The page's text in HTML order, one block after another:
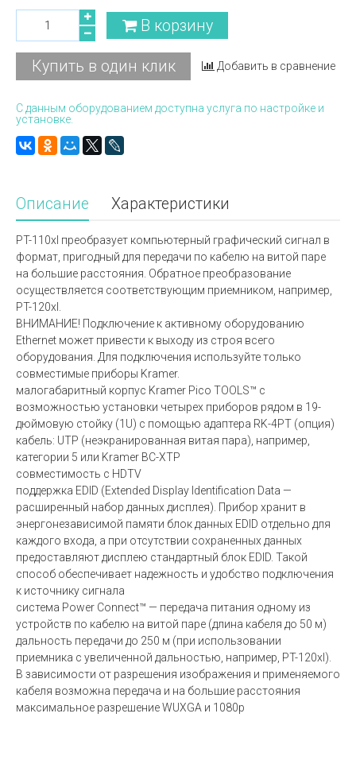
В корзину
Купить в один клик Добавить в сравнение
С данным оборудованием доступна услуга по настройке и
установке.
Описание Характеристики
PT-110xl преобразует компьютерный графический сигнал в
формат, пригодный для передачи по кабелю на витой паре
на большие расстояния. Обратное преобразование
осуществляется соответствующим приемником, например,
PT-120xl.
ВНИМАНИЕ! Подключение к активному оборудованию
Ethernet может привести к выходу из строя всего
оборудования. Для подключения используйте только
совместимые приборы Kramer.
малогабаритный корпус Kramer Pico TOOLS™ с
возможностью установки четырех приборов рядом в 19-
дюймовую стойку (1U) с помощью адаптера RK-4PT (опция)
кабель: UTP (неэкранированная витая пара), например,
категории 5 или Kramer BC-XTP
совместимость с HDTV
поддержка EDID (Extended Display Identification Data —
расширенный набор данных дисплея). Прибор хранит в
энергонезависимой памяти блок данных EDID отдельно для
каждого входа, а при отсутствии сохраненных данных
предоставляют дисплею стандартный блок EDID. Такой
способ обеспечивает надежность и удобство подключения
к источнику сигнала
система Power Connect™ — передача питания одному из
устройств по кабелю на витой паре (длина кабеля до 50 м)
дальность передачи до 250 м (при использовании
приемника с увеличенной дальностью, например, PT-120xl).
В зависимости от разрешения изображения и применяемого
кабеля возможна передача и на большие расстояния
максимальное разрешение WUXGA и 1080p